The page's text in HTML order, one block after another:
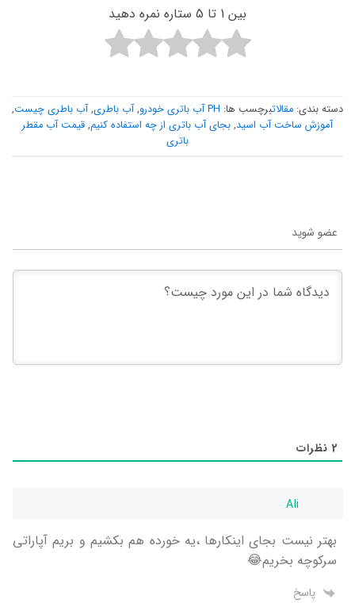
بین 1 تا 5 ستاره نمره دهید
دسته بندی: مقالاتبرچسب ها: PH آب باتری خودرو ,آب باطری,آب باطری چیست,
آموزش ساخت آب اسید, بجای آب باتری از چه استفاده کنیم, قیمت آب مقطر
باتری
عضو شوید
2 نظرات
Ali
بهتر نیست بجای اینکارها ،یه خورده هم بکشیم و بریم آپاراتی
سرکوچه بخریم😂
پاسخ